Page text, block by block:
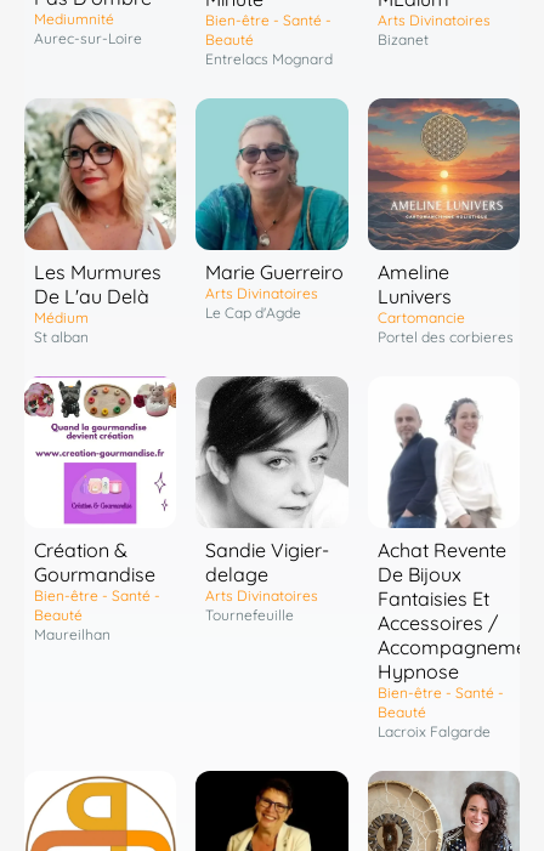
Mediumnité
Aurec-sur-Loire
Bien-être - Santé -
Beauté
Entrelacs Mognard
Arts Divinatoires
Bizanet
Les Murmures
De L'au Delà
Médium
St alban
Marie Guerreiro
Arts Divinatoires
Le Cap d'Agde
Ameline
Lunivers
Cartomancie
Portel des corbieres
Création &
Gourmandise
Bien-être - Santé -
Beauté
Maureilhan
Sandie Vigier-
delage
Arts Divinatoires
Tournefeuille
Achat Revente
De Bijoux
Fantaisies Et
Accessoires /
Accompagnement
Hypnose
Bien-être - Santé -
Beauté
Lacroix Falgarde